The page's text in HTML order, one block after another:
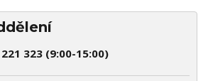
323 (9:00-15:00)